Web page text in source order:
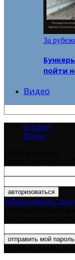
За
пойти
Видео
О блоге
Видео
Забыли пароль?